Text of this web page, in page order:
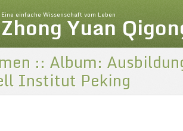
Eine einfache Wissenschaft vom Leben
Zhong Yuan
:: Album:
Institut Peking